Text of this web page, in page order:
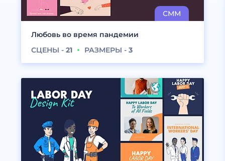
Любовь во время пандемии
СЦЕНЫ - 21 РАЗМЕРЫ - 3